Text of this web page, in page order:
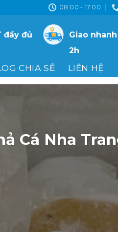
08:00 - 17:00
đầy đủ
Giao nhanh
2h
CHIA SẺ LIÊN HỆ
Cá Nha